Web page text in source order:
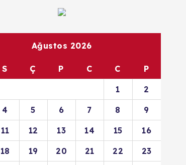
Ağustos 2026
S Ç P C C P
1 2
4 5 6 7 8 9
11 12 13 14 15 16
18 19 20 21 22 23